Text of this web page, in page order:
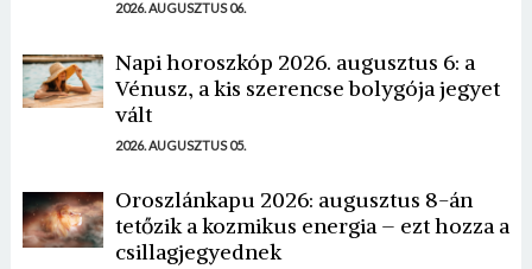
2026. AUGUSZTUS 06.
Napi horoszkóp 2026. augusztus 6: a
Vénusz, a kis szerencse bolygója jegyet
vált
2026. AUGUSZTUS 05.
Oroszlánkapu 2026: augusztus 8-án
tetőzik a kozmikus energia – ezt hozza a
csillagjegyednek